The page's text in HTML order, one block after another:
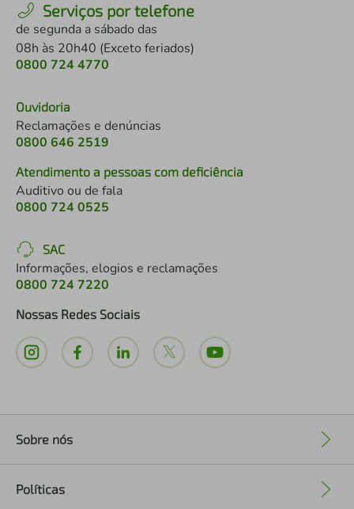
Serviços por telefone
de segunda a sábado das
08h às 20h40 (Exceto feriados)
0800 724 4770
Ouvidoria
Reclamações e denúncias
0800 646 2519
Atendimento a pessoas com deficiência
Auditivo ou de fala
0800 724 0525
SAC
Informações, elogios e reclamações
0800 724 7220
Nossas Redes Sociais
Sobre nós
Políticas